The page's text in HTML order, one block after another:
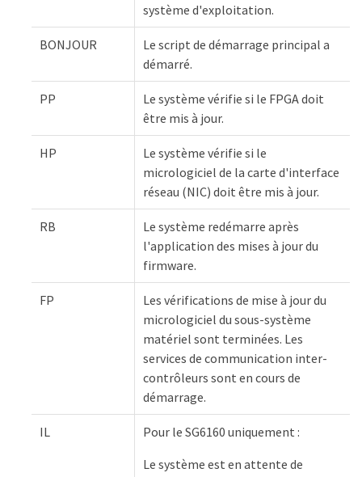
système d'exploitation.
BONJOUR
Le script de démarrage principal a
démarré.
PP
Le système vérifie si le FPGA doit
être mis à jour.
HP
Le système vérifie si le
micrologiciel de la carte d'interface
réseau (NIC) doit être mis à jour.
RB
Le système redémarre après
l'application des mises à jour du
firmware.
FP
Les vérifications de mise à jour du
micrologiciel du sous-système
matériel sont terminées. Les
services de communication inter-
contrôleurs sont en cours de
démarrage.
IL
Pour le SG6160 uniquement :
Le système est en attente de